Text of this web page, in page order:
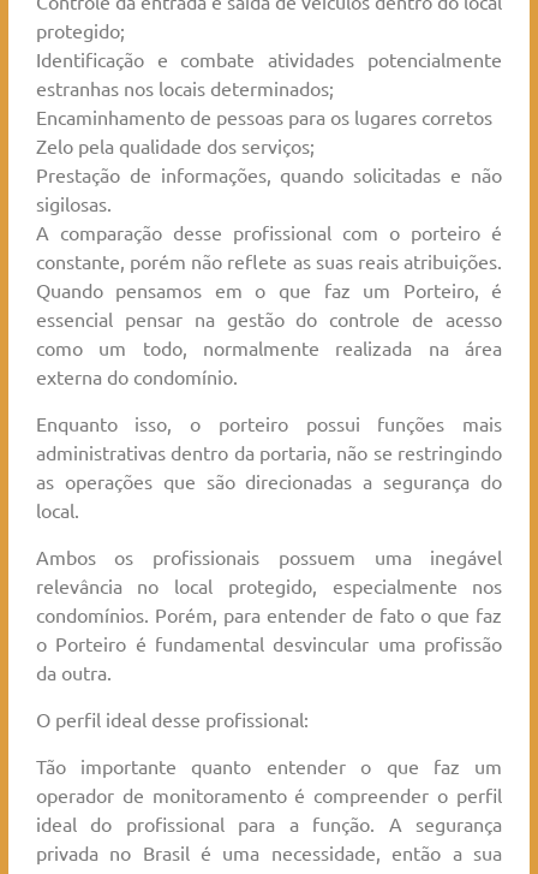
protegido;
Identificação e combate atividades potencialmente
estranhas nos locais determinados;
Encaminhamento de pessoas para os lugares corretos
Zelo pela qualidade dos serviços;
Prestação de informações, quando solicitadas e não
sigilosas.
A comparação desse profissional com o porteiro é
constante, porém não reflete as suas reais atribuições.
Quando pensamos em o que faz um Porteiro, é
essencial pensar na gestão do controle de acesso
como um todo, normalmente realizada na área
externa do condomínio.
Enquanto isso, o porteiro possui funções mais
administrativas dentro da portaria, não se restringindo
as operações que são direcionadas a segurança do
local.
Ambos os profissionais possuem uma inegável
relevância no local protegido, especialmente nos
condomínios. Porém, para entender de fato o que faz
o Porteiro é fundamental desvincular uma profissão
da outra.
O perfil ideal desse profissional:
Tão importante quanto entender o que faz um
operador de monitoramento é compreender o perfil
ideal do profissional para a função. A segurança
privada no Brasil é uma necessidade, então a sua